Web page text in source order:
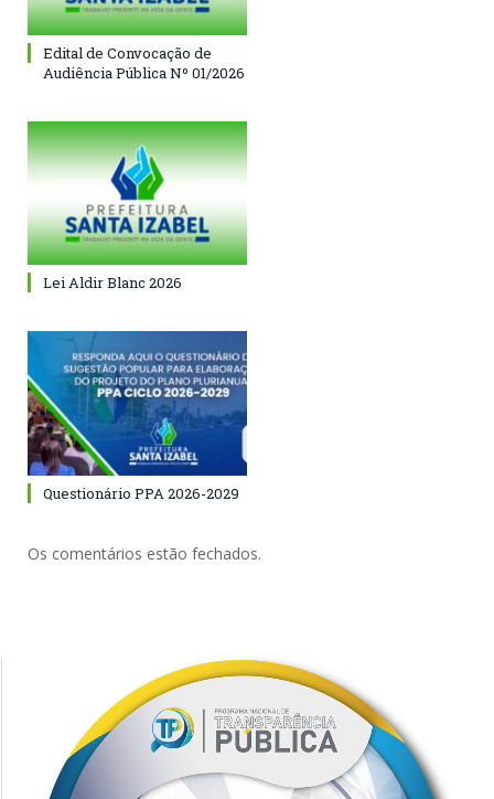
Edital de Convocação de
Audiência Pública Nº 01/2026
Lei Aldir Blanc 2026
Questionário PPA 2026-2029
Os comentários estão fechados.